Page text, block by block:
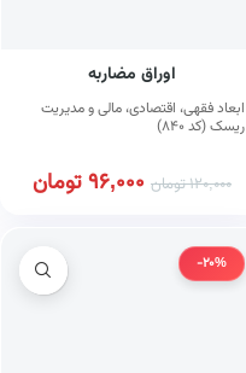
اوراق مضاربه
ابعاد فقهی، اقتصادی، مالی و مدیریت
ریسک (کد ۸۴۰)
120,000تومان 96,000تومان
-20%